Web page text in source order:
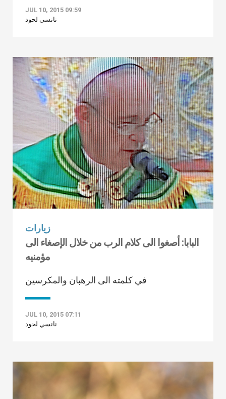
JUL 10, 2015 09:59
نانسي لحود
زيارات
البابا: أصغوا الى كلام الرب من خلال الإصغاء الى
مؤمنيه
في كلمته الى الرهبان والمكرسين
JUL 10, 2015 07:11
نانسي لحود